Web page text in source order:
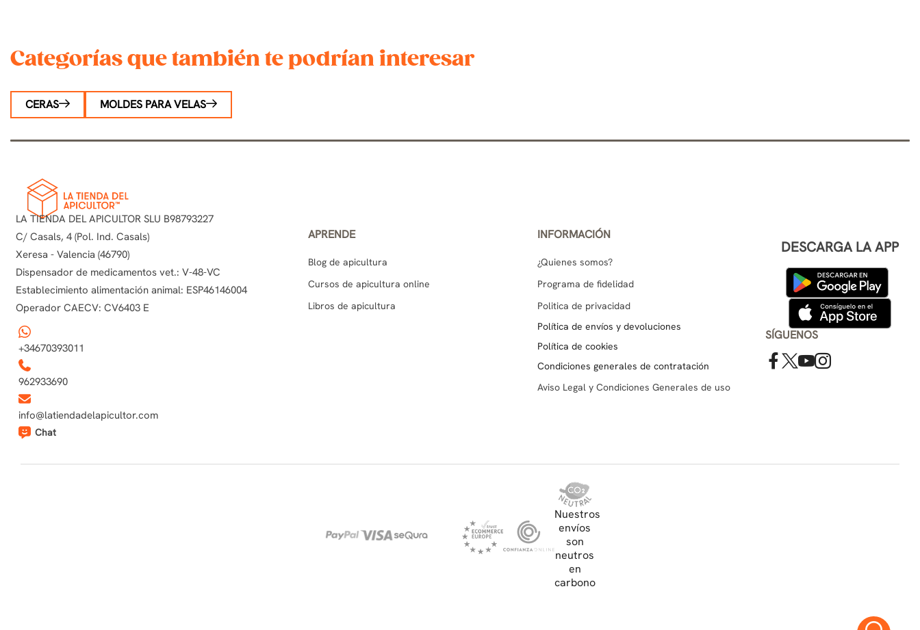
Categorías que también te podrían interesar
CERAS MOLDES PARA VELAS
LA TIENDA DEL APICULTOR SLU B98793227
C/ Casals, 4 (Pol. Ind. Casals)
Xeresa - Valencia (46790)
Dispensador de medicamentos vet.: V-48-VC
Establecimiento alimentación animal: ESP46146004
Operador CAECV: CV6403 E
+34670393011
962933690
info@latiendadelapicultor.com
Chat
APRENDE
Blog de apicultura
Cursos de apicultura online
Libros de apicultura
INFORMACIÓN
¿Quienes somos?
Programa de fidelidad
Politica de privacidad
Política de envíos y devoluciones
Política de cookies
Condiciones generales de contratación
Aviso Legal y Condiciones Generales de uso
DESCARGA LA APP
SÍGUENOS
Nuestros
envíos
son
neutros
en
carbono